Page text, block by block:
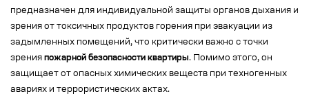
предназначен для индивидуальной защиты органов дыхания и
зрения от токсичных продуктов горения при эвакуации из
задымленных помещений, что критически важно с точки
зрения пожарной безопасности квартиры. Помимо этого, он
защищает от опасных химических веществ при техногенных
авариях и террористических актах.